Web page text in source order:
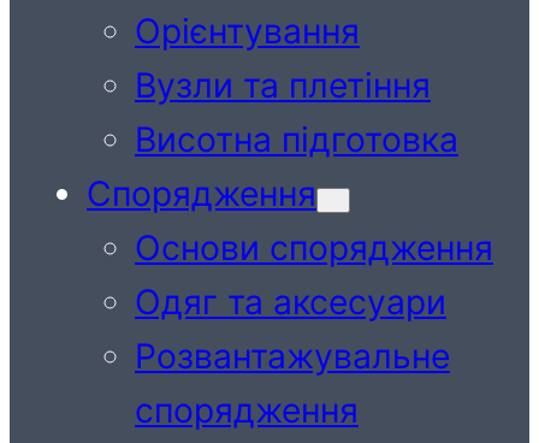
Орієнтування
Вузли та плетіння
Висотна підготовка
Спорядження
Основи спорядження
Одяг та аксесуари
Розвантажувальне
спорядження